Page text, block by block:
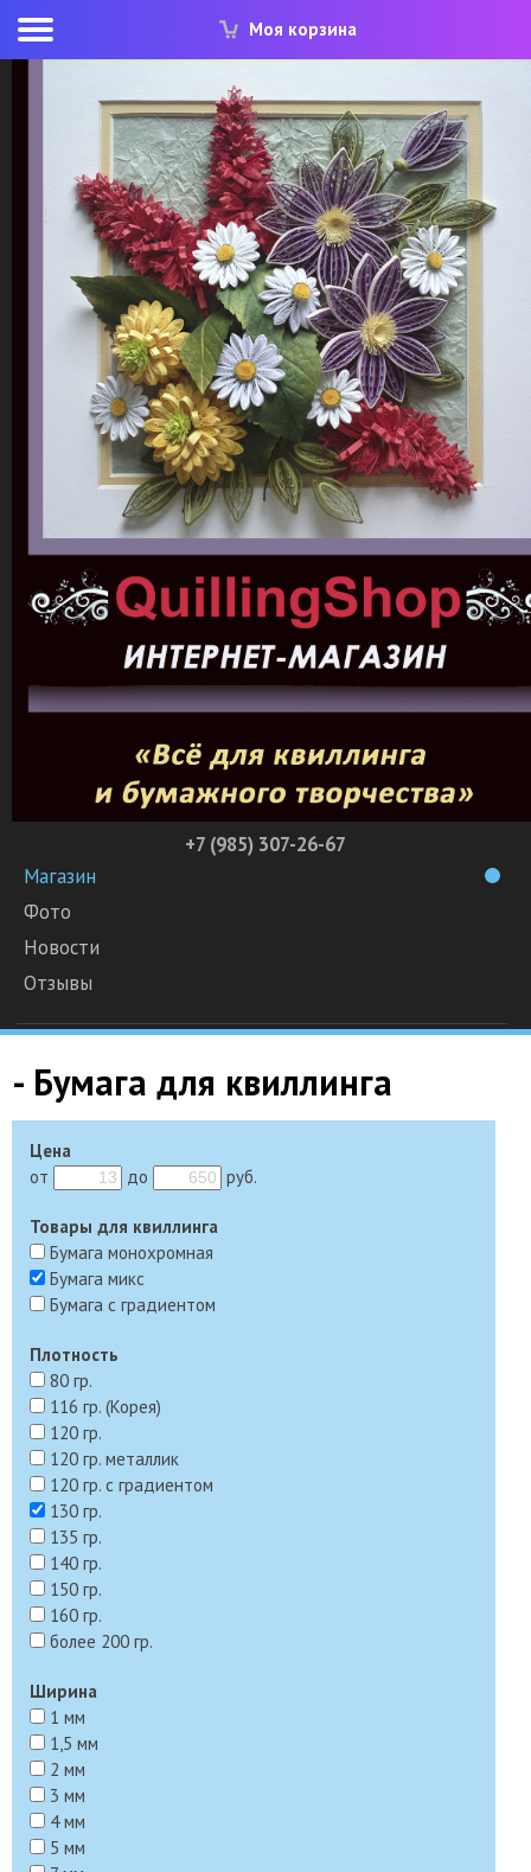
Моя корзина
+7 (985) 307-26-67
Магазин
Фото
Новости
Отзывы
- Бумага для квиллинга
Цена
от
до руб.
Товары для квиллинга
Бумага монохромная
Бумага микс
Бумага с градиентом
Плотность
80 гр.
116 гр. (Корея)
120 гр.
120 гр. металлик
120 гр. с градиентом
130 гр.
135 гр.
140 гр.
150 гр.
160 гр.
более 200 гр.
Ширина
1 мм
1,5 мм
2 мм
3 мм
4 мм
5 мм